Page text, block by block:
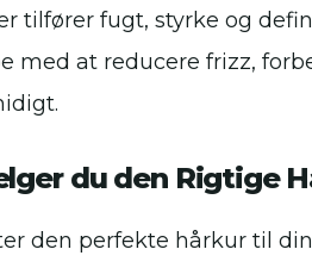
tilfører fugt, styrke og
med at reducere frizz,
du den Rigtige
den perfekte hårkur til